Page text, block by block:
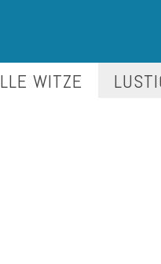
WITZE